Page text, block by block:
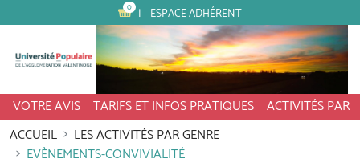
0 ESPACE ADHÉRENT
VOTRE AVIS TARIFS ET INFOS PRATIQUES ACTIVITÉS PAR
ACCUEIL
LES ACTIVITÉS PAR GENRE
EVÈNEMENTS-CONVIVIALITÉ